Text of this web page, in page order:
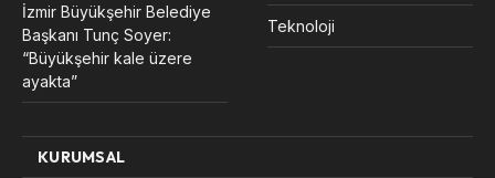
İzmir Büyükşehir Belediye
Başkanı Tunç Soyer:
“Büyükşehir kale üzere
ayakta”
Teknoloji
KURUMSAL